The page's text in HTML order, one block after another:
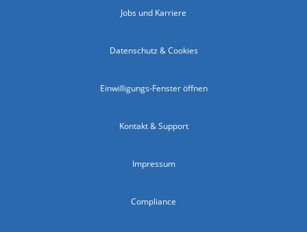
Jobs und Karriere
Datenschutz & Cookies
Einwilligungs-Fenster öffnen
Kontakt & Support
Impressum
Compliance